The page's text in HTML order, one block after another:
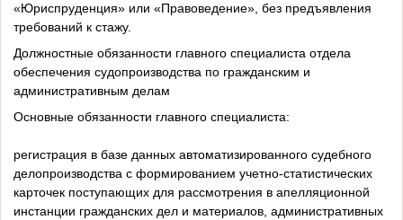
«Юриспруденция» или «Правоведение», без предъявления
требований к стажу.
Должностные обязанности главного специалиста отдела
обеспечения судопроизводства по гражданским и
административным делам
Основные обязанности главного специалиста:
регистрация в базе данных автоматизированного судебного
делопроизводства с формированием учетно-статистических
карточек поступающих для рассмотрения в апелляционной
инстанции гражданских дел и материалов, административных